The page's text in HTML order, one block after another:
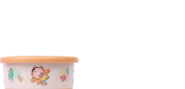
之同意方可使用